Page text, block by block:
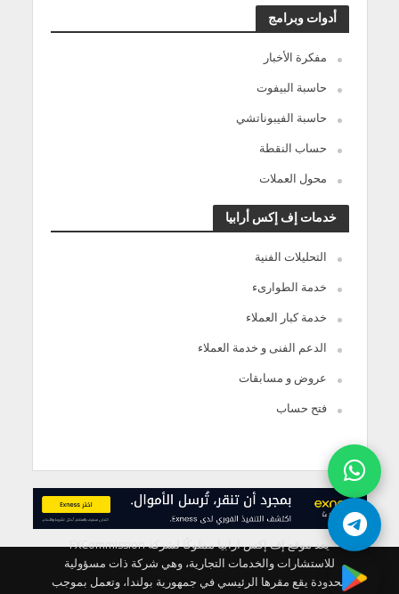
أدوات وبرامج
مفكرة الأخبار
حاسبة البيفوت
حاسبة الفيبوناتشي
حساب النقطة
محول العملات
خدمات إف إكس أرابيا
التحليلات الفنية
خدمة الطوارىء
خدمة كبار العملاء
الدعم الفنى و خدمة العملاء
عروض و مسابقات
فتح حساب
يعد موقع إف إكس ارابيا مملوكًا لشركة FXCommission
للاستشارات والخدمات التجارية، وهي شركة ذات مسؤولية
محدودة يقع مقرها الرئيسي في جمهورية بولندا، وتعمل بموجب